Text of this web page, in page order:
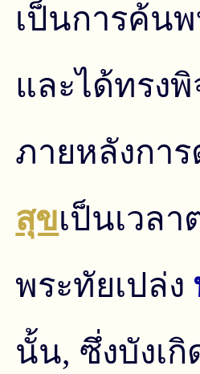
เป็นการค้น
และได้ทรง
ภายหลังกา
สุขเป็นเวล
พระทัยเปล่ง
นั้น, ซึ่งบังเกิ